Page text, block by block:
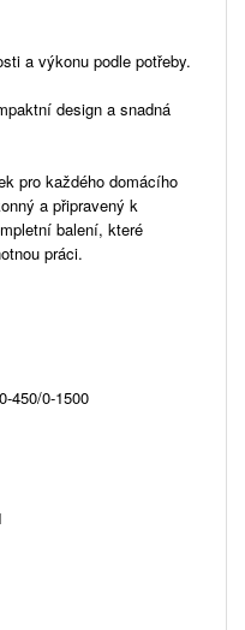
a výkonu podle potřeby.
design a snadná
pro každého domácího
a připravený k
balení, které
práci.
450/0-1500